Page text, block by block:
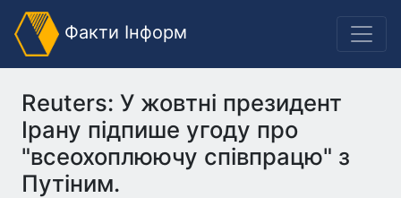
Факти Інформ
Reuters: У жовтні президент
Ірану підпише угоду про
"всеохоплюючу співпрацю" з
Путіним.